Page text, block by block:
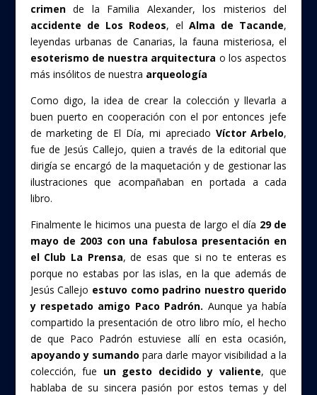
crimende la Familia Alexander, los misterios del
accidente de Los Rodeos, el Alma de Tacande,
leyendas urbanas de Canarias, la fauna misteriosa, el
esoterismo de nuestra arquitectura o los aspectos
más insólitos de nuestra arqueología
Como digo, la idea de crear la colección y llevarla a
buen puerto en cooperación con el por entonces jefe
de marketing de El Día, mi apreciado Víctor Arbelo,
fue de Jesús Callejo, quien a través de la editorial que
dirigía se encargó de la maquetación y de gestionar las
ilustraciones que acompañaban en portada a cada
libro.
Finalmente le hicimos una puesta de largo el día 29 de
mayo de 2003 con una fabulosa presentación en
el Club La Prensa, de esas que si no te enteras es
porque no estabas por las islas, en la que además de
Jesús Callejo estuvo como padrino nuestro querido
y respetado amigo Paco Padrón. Aunque ya había
compartido la presentación de otro libro mío, el hecho
de que Paco Padrón estuviese allí en esta ocasión,
apoyando y sumando para darle mayor visibilidad a la
colección, fue un gesto decidido y valiente, que
hablaba de su sincera pasión por estos temas y del